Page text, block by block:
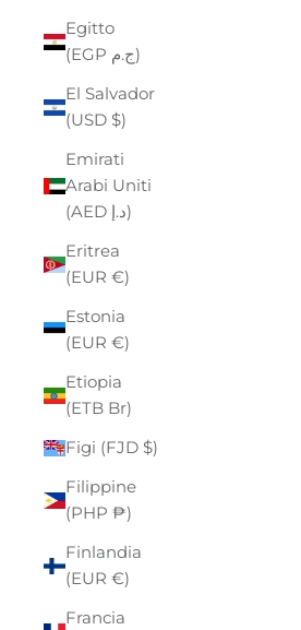
Egitto
(EGP ج.م)
El Salvador
(USD $)
Emirati
Arabi Uniti
(AED د.إ)
Eritrea
(EUR €)
Estonia
(EUR €)
Etiopia
(ETB Br)
Figi (FJD $)
Filippine
(PHP ₱)
Finlandia
(EUR €)
Francia